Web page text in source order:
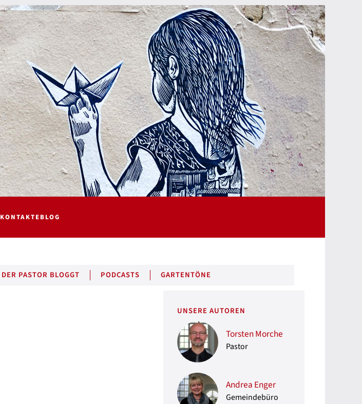
KONTAKTEBLOG
DER PASTOR BLOGGT PODCASTS GARTENTÖNE
UNSERE AUTOREN
Torsten Morche
Pastor
Andrea Enger
Gemeindebüro